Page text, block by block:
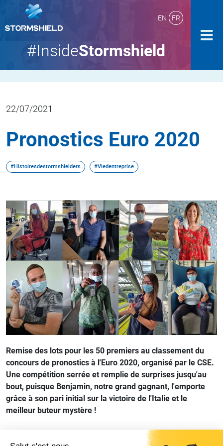
EN FR
#InsideStormshield
22/07/2021
Pronostics Euro 2020
#Histoiresdestormshielders #Viedentreprise
Remise des lots pour les 50 premiers au classement du
concours de pronostics à l'Euro 2020, organisé par le CSE.
Une compétition serrée et remplie de surprises jusqu'au
bout, puisque Benjamin, notre grand gagnant, l'emporte
grâce à son pari initial sur la victoire de l'Italie et le
meilleur buteur mystère !